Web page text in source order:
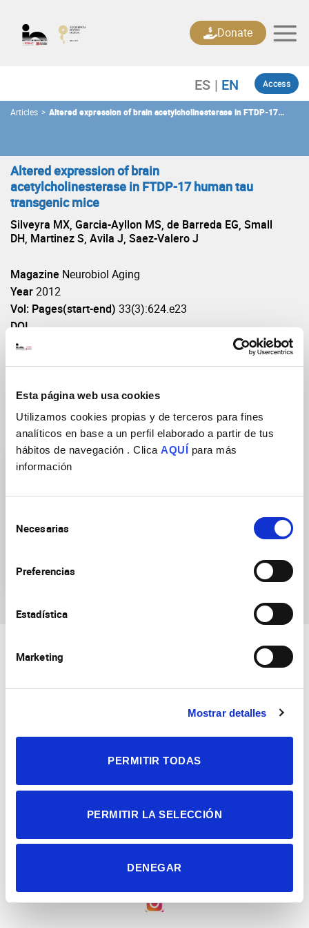
Esta página web usa cookies
Utilizamos cookies propias y de terceros para fines
analíticos en base a un perfil elaborado a partir de tus
hábitos de navegación . Clica AQUÍ para más
información
Necesarias
Preferencias
Estadística
Marketing
Mostrar detalles
PERMITIR TODAS
PERMITIR LA SELECCIÓN
DENEGAR
content
Access
Donate
Articles > Altered expression of brain acetylcholinesterase in FTDP-17
Altered expression of brain
acetylcholinesterase in FTDP-17 human tau
transgenic mice
Silveyra MX, Garcia-Ayllon MS, de Barreda EG, Small
DH, Martinez S, Avila J, Saez-Valero J
Magazine Neurobiol Aging
Year2012
Vol: Pages(start-end) 33(3):624.e23
DOI
https://doi.org/10.1016/j.neurobiolaging.2011.03.006
Research Groups
disease and dementia
Campus de San Juan | Sant Joan d’Alacant
Contacto